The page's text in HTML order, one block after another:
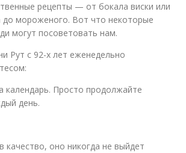
рецепты — от бокала виски или
до мороженого. Вот что некоторые
могут посоветовать нам.
Рут с 92-х лет еженедельно
календарь. Просто продолжайте
день.
качество, оно никогда не выйдет